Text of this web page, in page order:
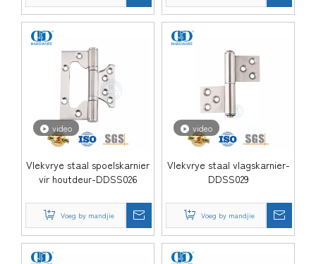
video
Vlekvrye staal spoelskarnier
vir houtdeur-DDSS026
Voeg by mandjie
video
Vlekvrye staal vlagskarnier-
DDSS029
Voeg by mandjie